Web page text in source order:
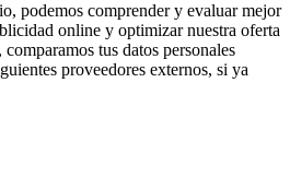
podemos comprender y evaluar mejor
online y optimizar nuestra oferta
tus datos personales
proveedores externos, si ya